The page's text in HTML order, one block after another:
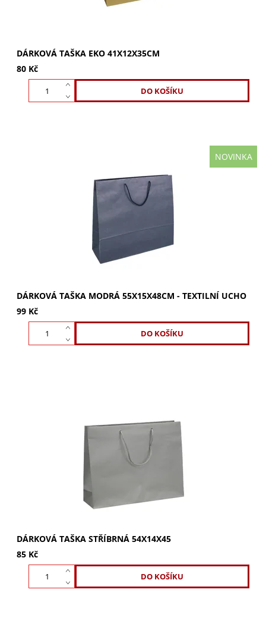
DÁRKOVÁ TAŠKA EKO 41X12X35CM
80 Kč
NOVINKA
Elegantní modrá dárková taška 55x15x48 cm s pevným
textilním uchem. Luxusní lesklé provedení ideální pro
objemné i těžší dárky. Vynikající kvalita...
DÁRKOVÁ TAŠKA MODRÁ 55X15X48CM - TEXTILNÍ UCHO
99 Kč
Luxusní stříbrná dárková taška 54x14x45 cm. Lesklé
provedení s bavlněným uchem. Ideální pro objemné i
těžší dárky. Zabalte své dárky stylově! Kupte...
DÁRKOVÁ TAŠKA STŘÍBRNÁ 54X14X45
85 Kč